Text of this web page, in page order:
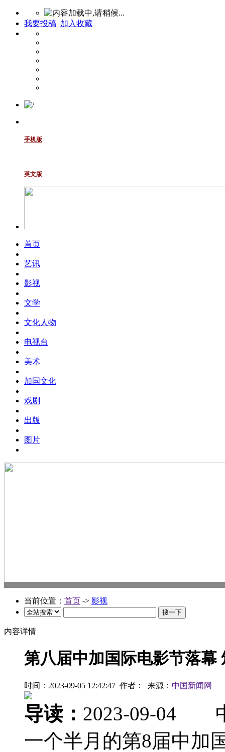
我要投稿 加入收藏
手机版
英文版
首页
艺讯
影视
文学
文化人物
电视台
美术
加国文化
戏剧
出版
图片
当前位置： 首页 -> 影视
内容详情
第八届中加国际电影节落幕
时间：2023-09-05 12:42:47 作者： 来源： 中国新闻网
导读： 2023-09-04 中
一个半月的第8届中加